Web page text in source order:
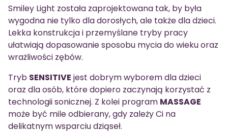
Smiley Light została zaprojektowana tak, by była
wygodna nie tylko dla dorosłych, ale także dla dzieci.
Lekka konstrukcja i przemyślane tryby pracy
ułatwiają dopasowanie sposobu mycia do wieku oraz
wrażliwości zębów.
Tryb SENSITIVE jest dobrym wyborem dla dzieci
oraz dla osób, które dopiero zaczynają korzystać z
technologii sonicznej. Z kolei program MASSAGE
może być mile odbierany, gdy zależy Ci na
delikatnym wsparciu dziąseł.